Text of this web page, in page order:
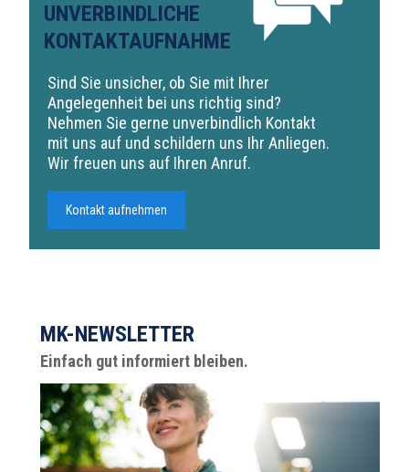
UNVERBINDLICHE
KONTAKTAUFNAHME
Sind Sie unsicher, ob Sie mit Ihrer
Angelegenheit bei uns richtig sind?
Nehmen Sie gerne unverbindlich Kontakt
mit uns auf und schildern uns Ihr Anliegen.
Wir freuen uns auf Ihren Anruf.
Kontakt aufnehmen
MK-NEWSLETTER
Einfach gut informiert bleiben.